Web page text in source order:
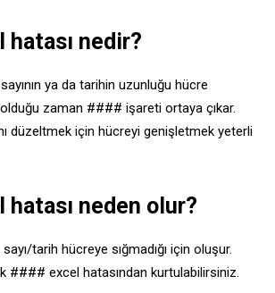
nedir?
ya da tarihin uzunluğu hücre
zaman #### işareti ortaya çıkar.
düzeltmek için hücreyi genişletmek yeterli
neden olur?
tarih hücreye sığmadığı için oluşur.
#### excel hatasından kurtulabilirsiniz.